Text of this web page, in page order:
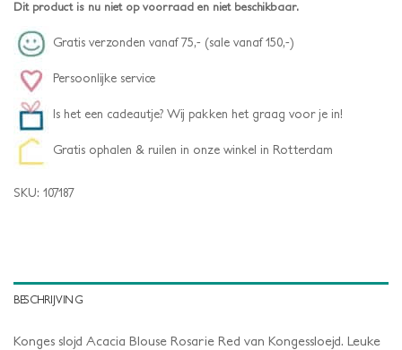
Dit product is nu niet op voorraad en niet beschikbaar.
Gratis verzonden vanaf 75,- (sale vanaf 150,-)
Persoonlijke service
Is het een cadeautje? Wij pakken het graag voor je in!
Gratis ophalen & ruilen in onze winkel in Rotterdam
SKU: 107187
BESCHRIJVING
Konges slojd Acacia Blouse Rosarie Red van Kongessloejd. Leuke